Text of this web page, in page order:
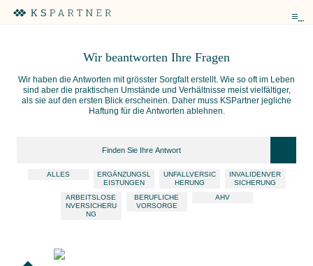
Wir beantworten Ihre Fragen
Wir haben die Antworten mit grösster Sorgfalt erstellt. Wie so oft im Leben
sind aber die praktischen Umstände und Verhältnisse meist vielfältiger,
als sie auf den ersten Blick erscheinen. Daher muss KSPartner jegliche
Haftung für die Antworten ablehnen.
ALLES
ERGÄNZUNGSL
EISTUNGEN
UNFALLVERSIC
HERUNG
INVALIDENVER
SICHERUNG
ARBEITSLOSE
NVERSICHERU
NG
BERUFLICHE
VORSORGE
AHV